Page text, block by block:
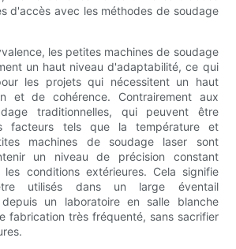
d'accès avec les méthodes de soudage
les petites machines de soudage
un haut niveau d'adaptabilité, ce qui
les projets qui nécessitent un haut
et de cohérence. Contrairement aux
traditionnelles, qui peuvent être
facteurs tels que la température et
machines de soudage laser sont
un niveau de précision constant
conditions extérieures. Cela signifie
utilisés dans un large éventail
depuis un laboratoire en salle blanche
fabrication très fréquenté, sans sacrifier